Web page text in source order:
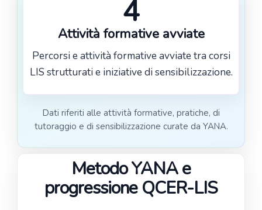
4
Attività formative avviate
Percorsi e attività formative avviate tra corsi
LIS strutturati e iniziative di sensibilizzazione.
Dati riferiti alle attività formative, pratiche, di
tutoraggio e di sensibilizzazione curate da YANA.
Metodo YANA e
progressione QCER-LIS